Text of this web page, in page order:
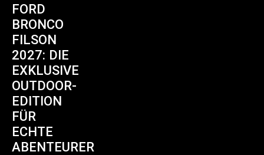
FORD
BRONCO
FILSON
2027: DIE
EXKLUSIVE
OUTDOOR-
EDITION
FÜR
ECHTE
ABENTEURER